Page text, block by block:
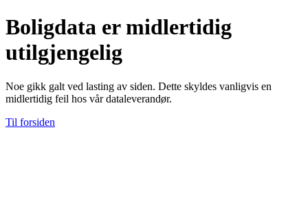
Boligdata er midlertidig
utilgjengelig
Noe gikk galt ved lasting av siden. Dette skyldes vanligvis en
midlertidig feil hos vår dataleverandør.
Til forsiden